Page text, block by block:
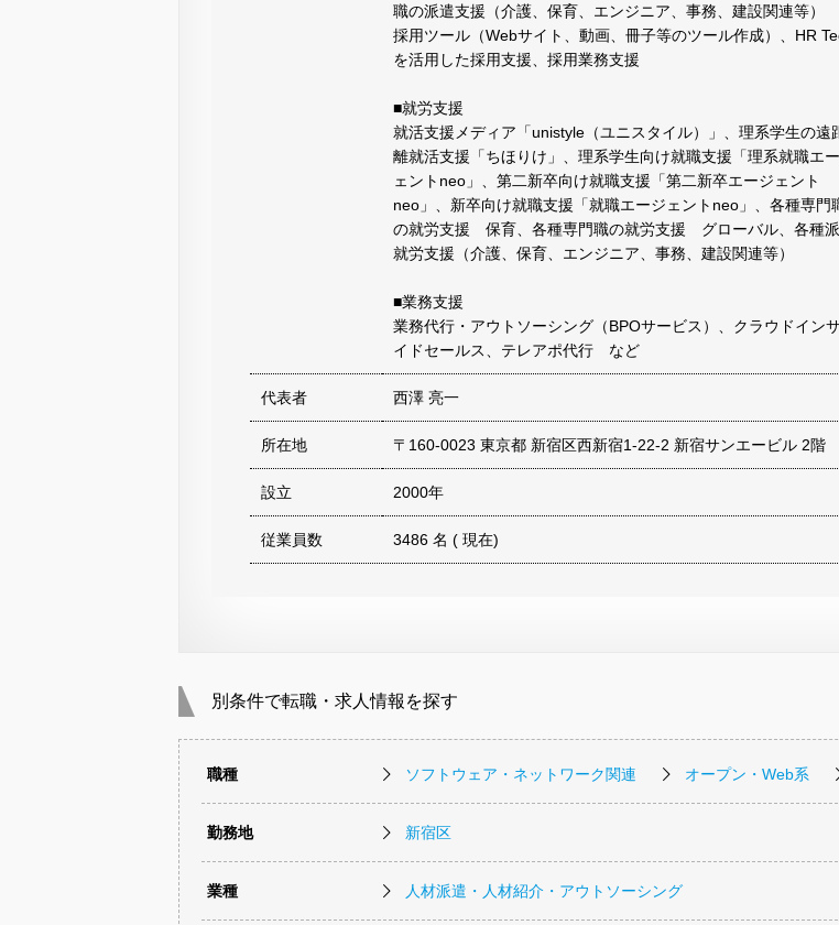
職の派遣支援（介護、保育、エンジニア、事務、建設関連等）
採用ツール（Webサイト、動画、冊子等のツール作成）、HR
を活用した採用支援、採用業務支援
■就労支援
就活支援メディア「unistyle（ユニスタイル）」、理系学生の遠
離就活支援「ちほりけ」、理系学生向け就職支援「理系就職エ
ェントneo」、第二新卒向け就職支援「第二新卒エージェント
neo」、新卒向け就職支援「就職エージェントneo」、各種専門
の就労支援 保育、各種専門職の就労支援 グローバル、各種
就労支援（介護、保育、エンジニア、事務、建設関連等）
■業務支援
業務代行・アウトソーシング（BPOサービス）、クラウドイン
イドセールス、テレアポ代行 など
代表者 西澤 亮一
所在地 〒160-0023 東京都 新宿区西新宿1-22-2 新宿サンエービル 2階
設立 2000年
従業員数 3486 名 ( 現在)
別条件で転職・求人情報を探す
職種 ソフトウェア・ネットワーク関連 オープン・Web系
勤務地 新宿区
業種 人材派遣・人材紹介・アウトソーシング